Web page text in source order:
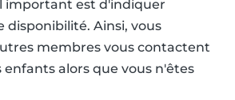
important est d'indiquer
disponibilité. Ainsi, vous
membres vous contactent
alors que vous n'êtes